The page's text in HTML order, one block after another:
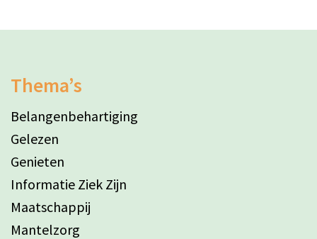
Thema’s
Belangenbehartiging
Gelezen
Genieten
Informatie Ziek Zijn
Maatschappij
Mantelzorg